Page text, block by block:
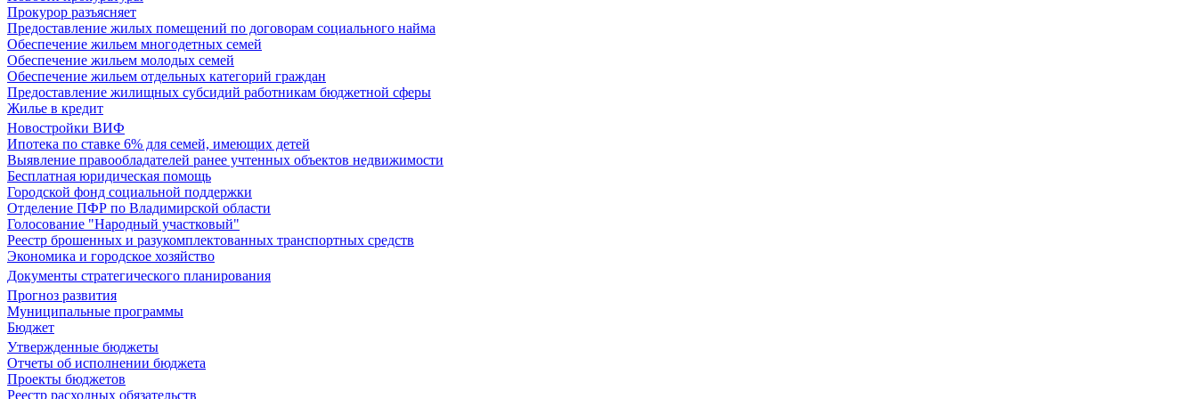
Прокурор разъясняет
Предоставление жилых помещений по договорам социального найма
Обеспечение жильем многодетных семей
Обеспечение жильем молодых семей
Обеспечение жильем отдельных категорий граждан
Предоставление жилищных субсидий работникам бюджетной сферы
Жилье в кредит
Новостройки ВИФ
Ипотека по ставке 6% для семей, имеющих детей
Выявление правообладателей ранее учтенных объектов недвижимости
Бесплатная юридическая помощь
Городской фонд социальной поддержки
Отделение ПФР по Владимирской области
Голосование "Народный участковый"
Реестр брошенных и разукомплектованных транспортных средств
Экономика и городское хозяйство
Документы стратегического планирования
Прогноз развития
Муниципальные программы
Бюджет
Утвержденные бюджеты
Отчеты об исполнении бюджета
Проекты бюджетов
Реестр расходных обязательств